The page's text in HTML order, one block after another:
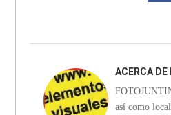
ACERCA DE
así como